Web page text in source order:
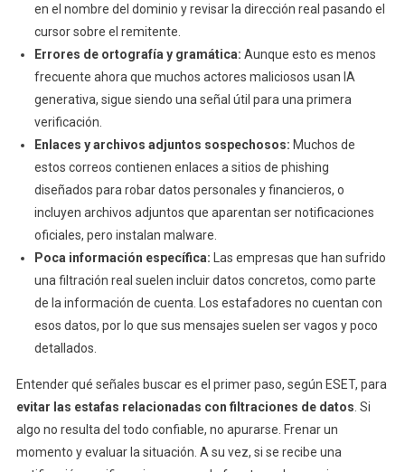
en el nombre del dominio y revisar la dirección real pasando el
cursor sobre el remitente.
Errores de ortografía y gramática: Aunque esto es menos
frecuente ahora que muchos actores maliciosos usan IA
generativa, sigue siendo una señal útil para una primera
verificación.
Enlaces y archivos adjuntos sospechosos: Muchos de
estos correos contienen enlaces a sitios de phishing
diseñados para robar datos personales y financieros, o
incluyen archivos adjuntos que aparentan ser notificaciones
oficiales, pero instalan malware.
Poca información específica:
Las empresas que han sufrido
una filtración real suelen incluir datos concretos, como parte
de la información de cuenta. Los estafadores no cuentan con
esos datos, por lo que sus mensajes suelen ser vagos y poco
detallados.
Entender qué señales buscar es el primer paso, según ESET, para
evitar las estafas relacionadas con filtraciones de datos . Si
algo no resulta del todo confiable, no apurarse. Frenar un
momento y evaluar la situación. A su vez, si se recibe una